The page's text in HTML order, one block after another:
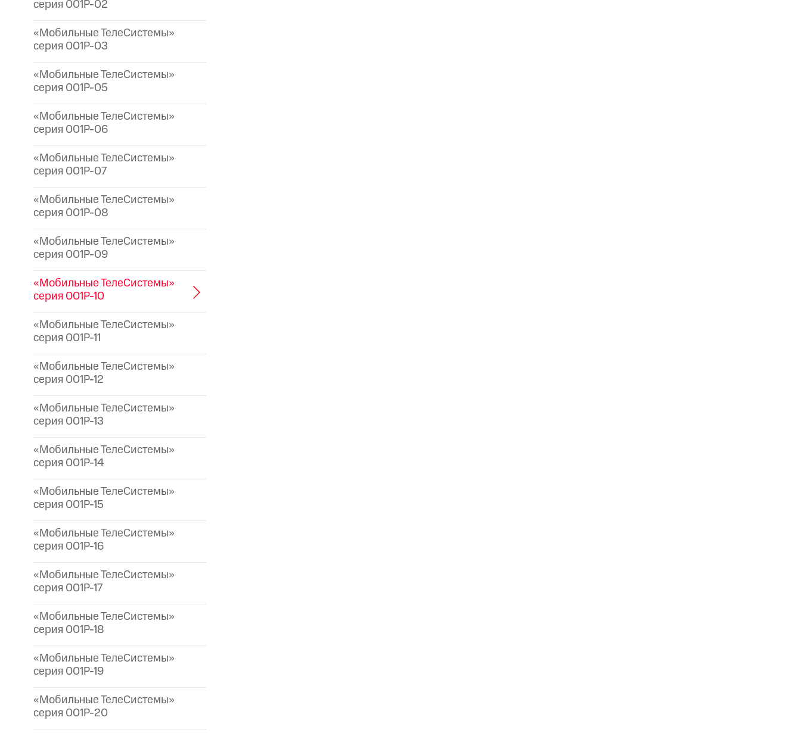
серия 001P-02
«Мобильные ТелеСистемы»
серия 001P-03
«Мобильные ТелеСистемы»
серия 001P-05
«Мобильные ТелеСистемы»
серия 001P-06
«Мобильные ТелеСистемы»
серия 001P-07
«Мобильные ТелеСистемы»
серия 001P-08
«Мобильные ТелеСистемы»
серия 001P-09
«Мобильные ТелеСистемы»
серия 001P-10
«Мобильные ТелеСистемы»
серия 001P-11
«Мобильные ТелеСистемы»
серия 001P-12
«Мобильные ТелеСистемы»
серия 001P-13
«Мобильные ТелеСистемы»
серия 001P-14
«Мобильные ТелеСистемы»
серия 001P-15
«Мобильные ТелеСистемы»
серия 001P-16
«Мобильные ТелеСистемы»
серия 001P-17
«Мобильные ТелеСистемы»
серия 001P-18
«Мобильные ТелеСистемы»
серия 001P-19
«Мобильные ТелеСистемы»
серия 001P-20